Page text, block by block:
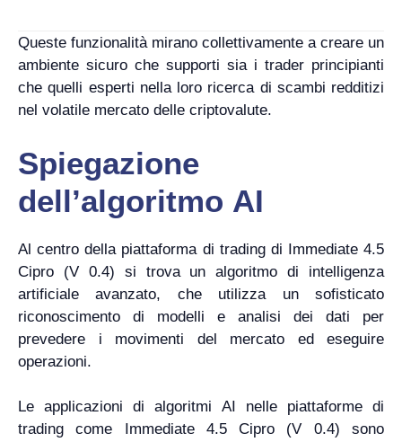
Queste funzionalità mirano collettivamente a creare un
ambiente sicuro che supporti sia i trader principianti
che quelli esperti nella loro ricerca di scambi redditizi
nel volatile mercato delle criptovalute.
Spiegazione
dell’algoritmo AI
Al centro della piattaforma di trading di Immediate 4.5
Cipro (V 0.4) si trova un algoritmo di intelligenza
artificiale avanzato, che utilizza un sofisticato
riconoscimento di modelli e analisi dei dati per
prevedere i movimenti del mercato ed eseguire
operazioni.
Le applicazioni di algoritmi AI nelle piattaforme di
trading come Immediate 4.5 Cipro (V 0.4) sono